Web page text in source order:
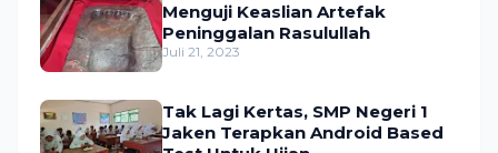
Menguji Keaslian Artefak
Peninggalan Rasulullah
Juli 21, 2023
Tak Lagi Kertas, SMP Negeri 1
Jaken Terapkan Android Based